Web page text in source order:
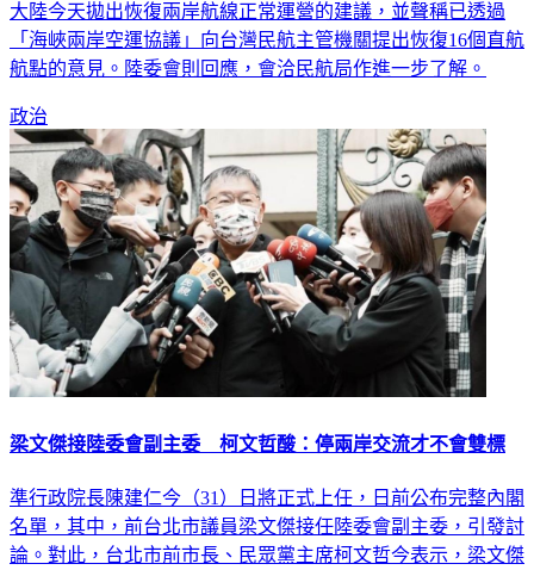
大陸今天拋出恢復兩岸航線正常運營的建議，並聲稱已透過
「海峽兩岸空運協議」向台灣民航主管機關提出恢復16個直航
航點的意見。陸委會則回應，會洽民航局作進一步了解。
政治
梁文傑接陸委會副主委 柯文哲酸：停兩岸交流才不會雙標
準行政院長陳建仁今（31）日將正式上任，日前公布完整內閣
名單，其中，前台北市議員梁文傑接任陸委會副主委，引發討
論。對此，台北市前市長、民眾黨主席柯文哲今表示，梁文傑